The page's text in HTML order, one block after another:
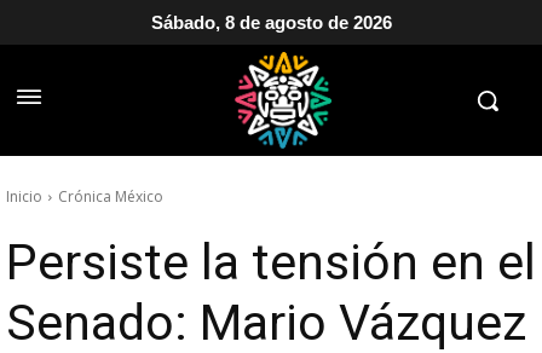
Sábado, 8 de agosto de 2026
Inicio Crónica México
Persiste la tensión en el
Senado: Mario Vázquez